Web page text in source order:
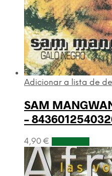
Adicionar a lista de
SAM
–
4,90 €